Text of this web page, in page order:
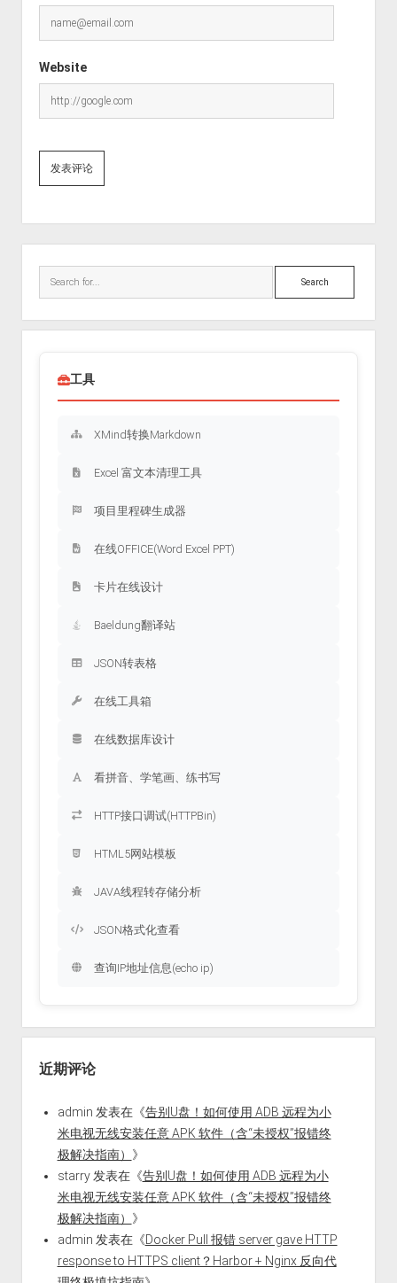
Website
Search
工具
XMind转换Markdown
Excel 富文本清理工具
项目里程碑生成器
在线OFFICE(Word Excel PPT)
卡片在线设计
Baeldung翻译站
JSON转表格
在线工具箱
在线数据库设计
看拼音、学笔画、练书写
HTTP接口调试(HTTPBin)
HTML5网站模板
JAVA线程转存储分析
JSON格式化查看
查询IP地址信息(echo ip)
近期评论
admin 发表在《告别U盘！如何使用 ADB 远程为小
米电视无线安装任意 APK 软件（含“未授权”报错终
极解决指南） 》
starry发表在《告别U盘！如何使用 ADB 远程为小
米电视无线安装任意 APK 软件（含“未授权”报错终
极解决指南） 》
admin 发表在《Docker Pull 报错 server gave HTTP
response to HTTPS client？Harbor + Nginx 反向代